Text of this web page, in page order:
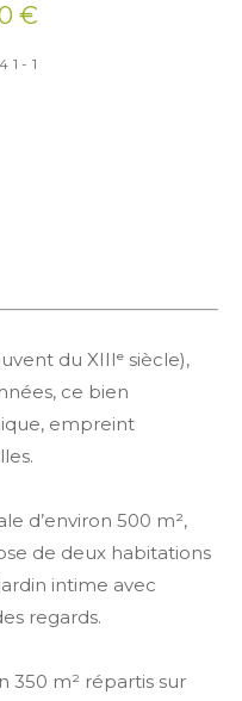
€
1
du XIIIᵉ siècle),
ce bien
empreint
d’environ 500 m²,
de deux habitations
intime avec
regards.
350 m² répartis sur